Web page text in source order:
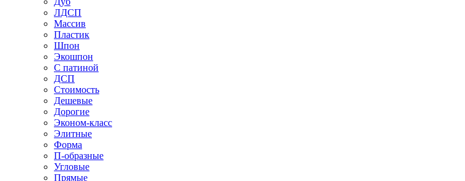
ЛДСП
Массив
Пластик
Шпон
Экошпон
С патиной
ДСП
Стоимость
Дешевые
Дорогие
Эконом-класс
Элитные
Форма
П-образные
Угловые
Прямые